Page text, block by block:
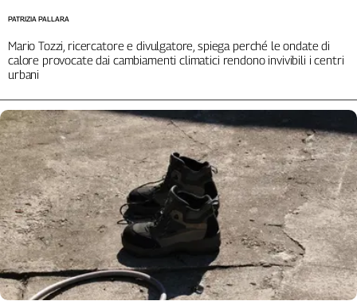
L'Italia
Lavoro
Abruzzo-
Molise
Alto
Adige
Basilicata
Calabria
Campania
Emilia-
Romagna
Friuli
Mario Tozzi, ricercatore e divulgatore, spiega perché le ondate di
calore provocate dai cambiamenti climatici rendono invivibili i centri
urbani
PATRIZIA PALLARA